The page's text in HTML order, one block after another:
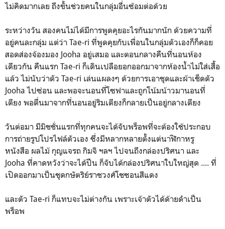
ไม่คิดมากเลย ถึงขั้นช่วยคนในกลุ่มอื่นซ้อมต่อด้วย
ระหว่างวัน สองคนไม่ได้มีการพูดคุยอะไรกันมากนัก ด้วยความที่
อยู่คนละกลุ่ม แต่ว่า Tae-ri ที่พูดคุยกับเพื่อนในกลุ่มตัวเองก็ก็คอย
สอดส่องจ้องมอง Jooha อยู่เสมอ และตอนกลางคืนที่นอนห้อง
เดียวกัน คืนแรก Tae-ri ก็เดินเปลือยอกออกมาจากห้องน้ำไม่ใส่เสื้อ
แล้ว ไม่นับว่าตัว Tae-ri เล่นแผลงๆ ด้วยการเอาชุดและผ้าเช็ดตัว
Jooha ไปซ่อน และพอจะนอนที่โซฟาและถูกโน้มน้าวมานอนที่
เตียง พอตื่นมาจากที่นอนอยู่ริมเตียงก็กลายเป็นอยู่กลางเตียง
วันต่อมา มีมิชชั่นแรกที่ทุกคนจะได้จับพร็อพที่จะต้องใช้ประกอบ
การถ่ายรูปโปรไฟล์ตัวเอง ซึ่งมีหลากหลายตั้งแต่นาฬิกาหรู
หนังสือ ผลไม้ กุญแจรถ กิมจิ ฯลฯ ไปจนถึงกล่องปริศนา และ
Jooha ที่คาดหวังว่าจะได้ปืน ก็จับได้กล่องปริศนาใบใหญ่สุด .... ที่
เปิดออกมาเป็นชุดกษัตริย์ราชวงศ์โชซอนสีแดง
และตัว Tae-ri ก็แทบจะไม่ต่างกัน เพราะเจ้าตัวได้ด้ายดำเป็น
พร็อพ